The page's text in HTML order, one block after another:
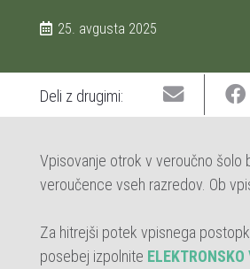
25. avgusta 2025
Deli z drugimi:
Vpisovanje otrok v veroučno šolo
veroučence vseh razredov. Ob
Za hitrejši potek vpisnega
posebej izpolnite